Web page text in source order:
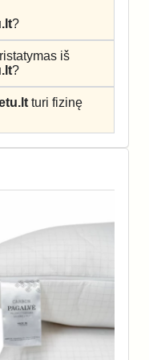
?
iš
?
turi fizinę